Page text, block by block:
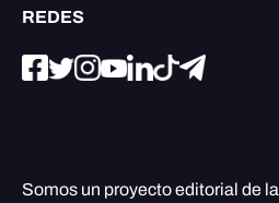
REDES
Somos un proyecto editorial de la